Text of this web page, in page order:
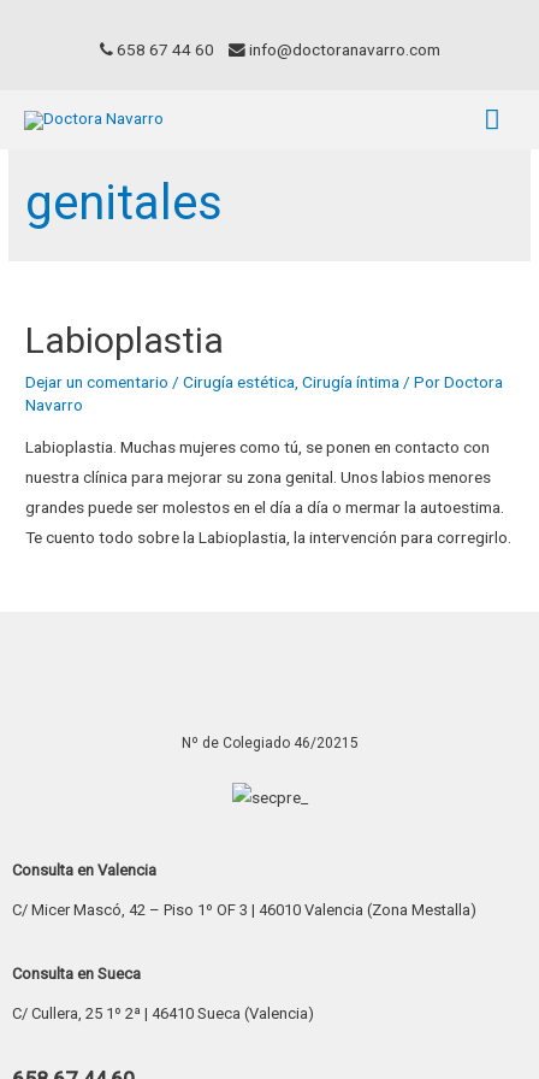
658 67 44 60 info@doctoranavarro.com
genitales
Labioplastia
Dejar un comentario /Cirugía estética ,Cirugía íntima / PorDoctora
Navarro
Labioplastia. Muchas mujeres como tú, se ponen en contacto con
nuestra clínica para mejorar su zona genital. Unos labios menores
grandes puede ser molestos en el día a día o mermar la autoestima.
Te cuento todo sobre la Labioplastia, la intervención para corregirlo.
Nº de Colegiado 46/20215
Consulta en Valencia
C/ Micer Mascó, 42 – Piso 1º OF 3 | 46010 Valencia (Zona Mestalla)
Consulta en Sueca
C/ Cullera, 25 1º 2ª | 46410 Sueca (Valencia)